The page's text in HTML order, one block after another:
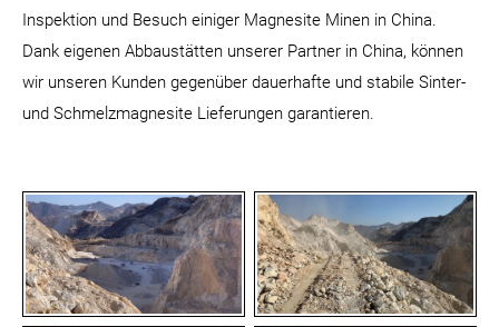
Inspektion und Besuch einiger Magnesite Minen in China.
Dank eigenen Abbaustätten unserer Partner in China, können
wir unseren Kunden gegenüber dauerhafte und stabile Sinter-
und Schmelzmagnesite Lieferungen garantieren.